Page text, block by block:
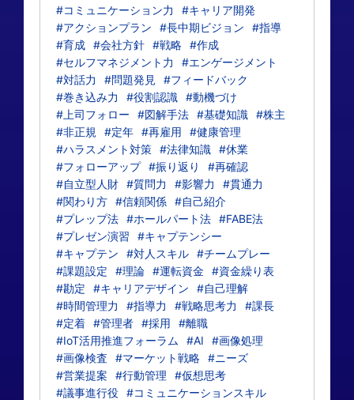
#コミュニケーション力
#キャリア開発
#アクションプラン
#長中期ビジョン
#指導
#育成 #会社方針 #戦略 #作成
#セルフマネジメント力
#エンゲージメント
#対話力
#問題発見
#フィードバック
#巻き込み力
#役割認識 #動機づけ
#上司フォロー
#図解手法 #基礎知識 #株主
#非正規
#定年 #再雇用
#健康管理
#ハラスメント対策 #法律知識 #休業
#フォローアップ #振り返り
#再確認
#自立型人財 #質問力 #影響力
#貫通力
#関わり方 #信頼関係 #自己紹介
#プレップ法 #ホールパート法 #FABE法
#プレゼン演習
#キャプテンシー
#キャプテン
#対人スキル #チームプレー
#課題設定
#理論 #運転資金
#資金繰り表
#勘定
#キャリアデザイン
#自己理解
#時間管理力
#指導力 #戦略思考力
#課長
#定着 #管理者 #採用
#離職
#IoT活用推進フォーラム
#AI
#画像処理
#画像検査
#マーケット戦略 #ニーズ
#営業提案
#行動管理
#仮想思考
#議事進行役 #コミュニケーションスキル